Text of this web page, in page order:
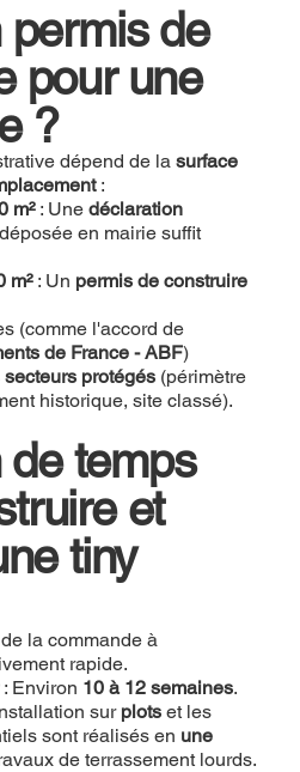
permis de
pour une
?
dépend de la surface
:
m²: Une déclaration
en mairie suffit
m²: Un permis de construire
(comme l'accord de
de France - ABF)
secteurs protégés(périmètre
historique, site classé).
temps
et
tiny
la commande à
rapide.
Environ 10 à 12 semaines.
sur plotset les
sont réalisés en une
de terrassement lourds.